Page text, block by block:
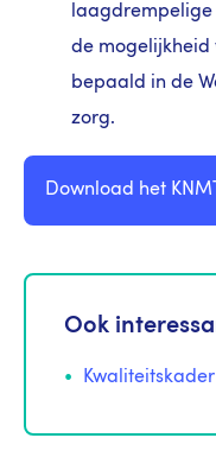
de mogelijkheid
bepaald in de
zorg.
Download het
Ook